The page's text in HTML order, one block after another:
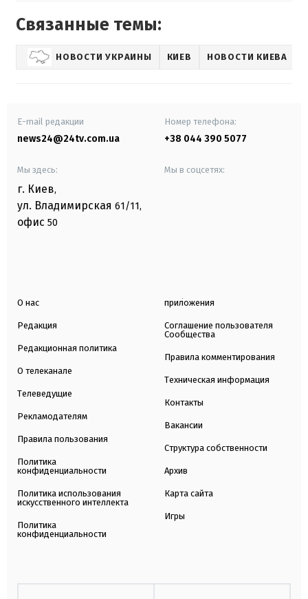
Связанные темы:
НОВОСТИ УКРАИНЫ КИЕВ НОВОСТИ КИЕВА
E-mail редакции
news24@24tv.com.ua
Номер телефона:
+38 044 390 5077
Мы здесь:
г. Киев,
ул. Владимирская 61/11,
офис 50
Мы в соцсетях:
О нас
Редакция
Редакционная политика
О телеканале
Телеведущие
Рекламодателям
Правила пользования
Политика
конфиденциальности
Политика использования
искусственного интеллекта
Политика
конфиденциальности
приложения
Соглашение пользователя
Сообщества
Правила комментирования
Техническая информация
Контакты
Вакансии
Структура собственности
Архив
Карта сайта
Игры